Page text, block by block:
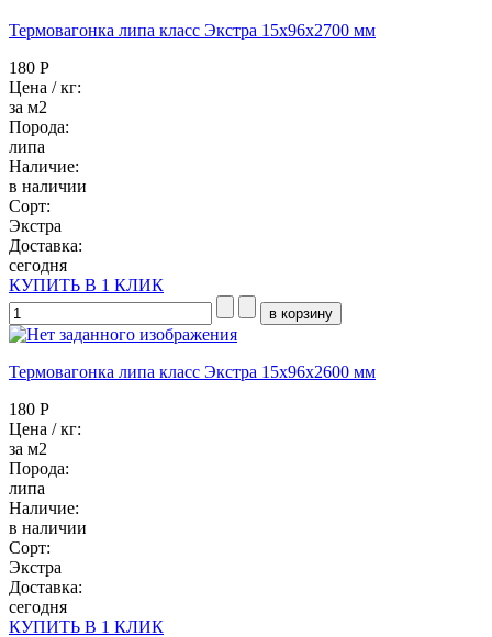
Термовагонка липа класс Экстра 15x96x2700 мм
180 Р
Цена / кг:
за м2
Порода:
липа
Наличие:
в наличии
Сорт:
Экстра
Доставка:
сегодня
КУПИТЬ В 1 КЛИК
Термовагонка липа класс Экстра 15x96x2600 мм
180 Р
Цена / кг:
за м2
Порода:
липа
Наличие:
в наличии
Сорт:
Экстра
Доставка:
сегодня
КУПИТЬ В 1 КЛИК